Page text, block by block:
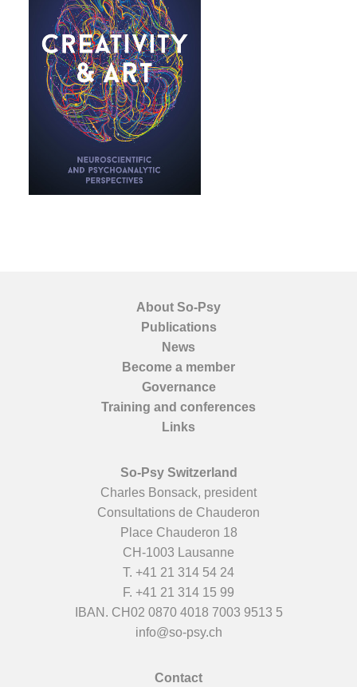
About So-Psy
Publications
News
Become a member
Governance
Training and conferences
Links
So-Psy Switzerland
Charles Bonsack, president
Consultations de Chauderon
Place Chauderon 18
CH-1003 Lausanne
T. +41 21 314 54 24
F. +41 21 314 15 99
IBAN. CH02 0870 4018 7003 9513 5
info@so-psy.ch
Contact